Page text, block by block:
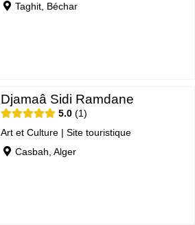
Taghit, Béchar
Djamaâ Sidi Ramdane
5.0
1
Art et Culture |Site touristique
Casbah, Alger